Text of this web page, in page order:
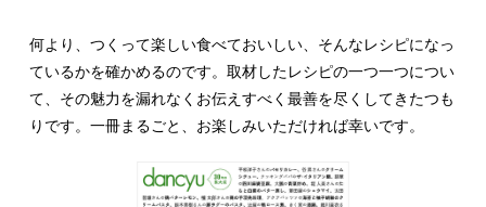
何より、つくって楽しい食べておいしい、そんなレシピになっ
ているかを確かめるのです。取材したレシピの一つ一つについ
て、その魅力を漏れなくお伝えすべく最善を尽くしてきたつも
りです。一冊まるごと、お楽しみいただければ幸いです。